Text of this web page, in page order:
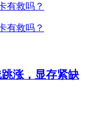
涨，显存紧缺